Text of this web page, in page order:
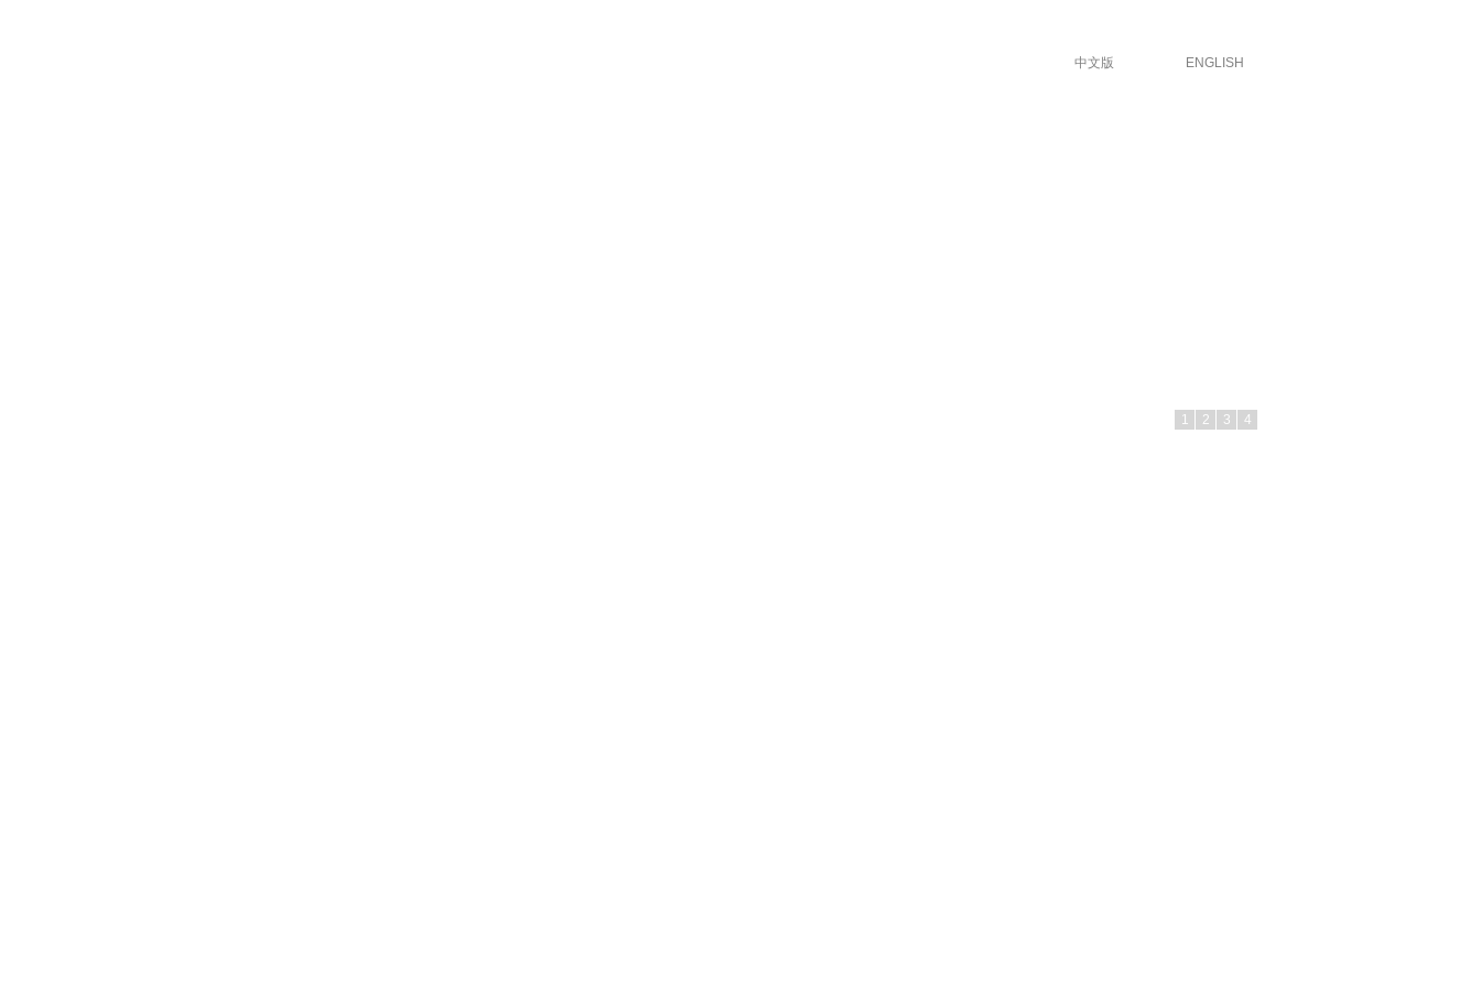
中文版 ENGLISH
1 2 3 4